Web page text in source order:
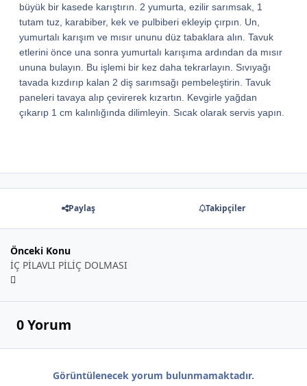
büyük bir kasede karıştırın. 2 yumurta, ezilir sarımsak, 1
tutam tuz, karabiber, kek ve pulbiberi ekleyip çırpın. Un,
yumurtalı karışım ve mısır ununu düz tabaklara alın. Tavuk
etlerini önce una sonra yumurtalı karışıma ardından da mısır
ununa bulayın. Bu işlemi bir kez daha tekrarlayın. Sıvıyağı
tavada kızdırıp kalan 2 diş sarımsağı pembeleştirin. Tavuk
paneleri tavaya alıp çevirerek kızartın. Kevgirle yağdan
çıkarıp 1 cm kalınlığında dilimleyin. Sıcak olarak servis yapın.
Paylaş Takipçiler
Önceki Konu
İÇ PİLAVLI PİLİÇ DOLMASI
0 Yorum
Görüntülenecek yorum bulunmamaktadır.